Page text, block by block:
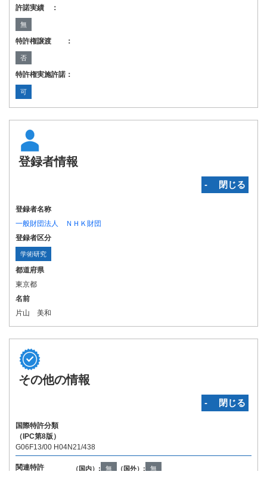
許諾実績 ：
無
特許権譲渡 ：
否
特許権実施許諾：
可
登録者情報
‐ 閉じる
登録者名称
一般財団法人 ＮＨＫ財団
登録者区分
学術研究
都道府県
東京都
名前
片山 美和
その他の情報
‐ 閉じる
国際特許分類
（IPC第8版）
G06F13/00 H04N21/438
関連特許 （国内）: 無 （国外）: 無